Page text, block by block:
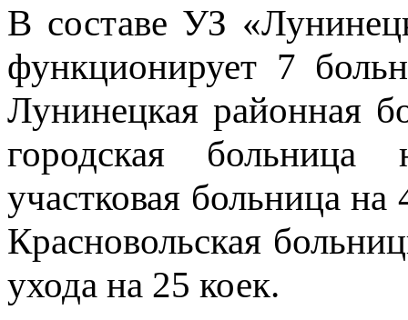
В составе УЗ
функционирует 7
Лунинецкая районная
городская
участковая больница
Красновольская
ухода на 25 коек.